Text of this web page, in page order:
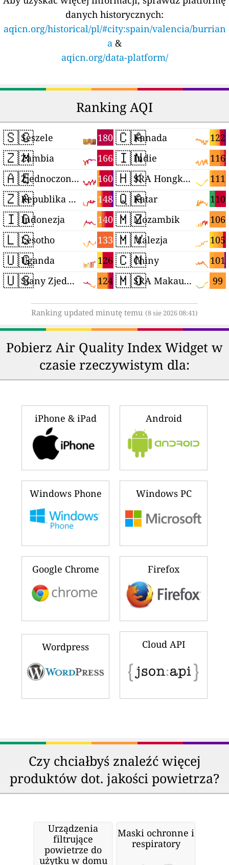
danych historycznych:
aqicn.org/historical/pl/#city:spain/valencia/burrian
a &
aqicn.org/data-platform/
Ranking AQI
🇸🇨 180
Seszele
🇿🇲 166
Zambia
🇦🇪 160
Zjednoczone Emiraty Arabskie
🇿🇦 148
Republika Południowej Afryki
🇮🇩 140
Indonezja
🇱🇸 133
Lesotho
🇺🇬 126
Uganda
🇺🇸 124
Stany Zjednoczone
🇨🇦 122
Kanada
🇮🇳 116
Indie
🇭🇰 111
SRA Hongkong (Chiny)
🇶🇦 110
Katar
🇲🇿 106
Mozambik
🇲🇾 105
Malezja
🇨🇳 101
Chiny
🇲🇴 99
SRA Makau (Chiny)
Ranking updated minutę temu (8 sie 2026 08:41)
Pobierz Air Quality Index Widget w
czasie rzeczywistym dla:
iPhone & iPad Android
Windows Phone Windows PC
Google Chrome Firefox
Wordpress Cloud API
Czy chciałbyś znaleźć więcej
produktów dot. jakości powietrza?
Urządzenia
filtrujące
powietrze do
użytku w domu
Maski ochronne i
respiratory